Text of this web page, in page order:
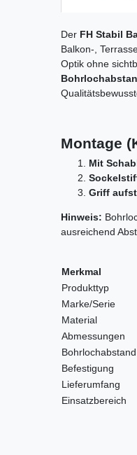
Der FH Stabil
Balkon-,
Optik ohne
Montage
Mit
Griff
Hinweis:
ausreichend
Merkmal
Produkttyp
Marke/Serie
Material
Abmessungen
Befestigung
Lieferumfang
Einsatzbereich